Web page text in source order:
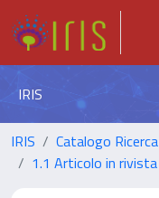
IRIS
IRIS Catalogo Ricerca
1.1 Articolo in rivista